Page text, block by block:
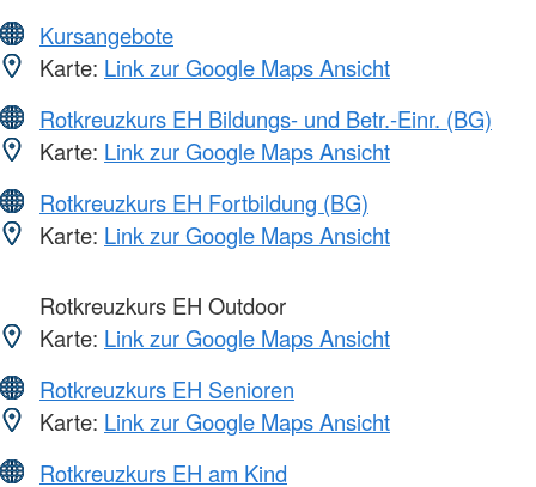
Kursangebote
Karte: Link zur Google Maps Ansicht
Rotkreuzkurs EH Bildungs- und Betr.-Einr. (BG)
Karte: Link zur Google Maps Ansicht
Rotkreuzkurs EH Fortbildung (BG)
Karte: Link zur Google Maps Ansicht
Rotkreuzkurs EH Outdoor
Karte: Link zur Google Maps Ansicht
Rotkreuzkurs EH Senioren
Karte: Link zur Google Maps Ansicht
Rotkreuzkurs EH am Kind